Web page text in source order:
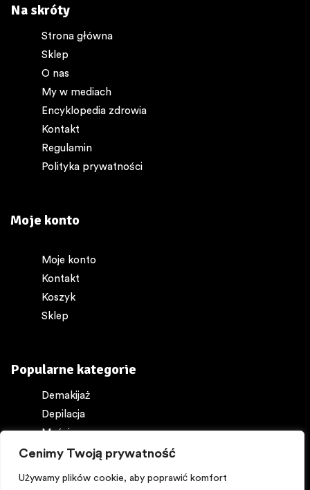
Cenimy Twoją prywatność
Używamy plików cookie, aby poprawić komfort
Na skróty
Strona główna
Sklep
O nas
My w mediach
Encyklopedia zdrowia
Kontakt
Regulamin
Polityka prywatności
Moje konto
Moje konto
Kontakt
Koszyk
Sklep
Popularne kategorie
Demakijaż
Depilacja
Maści
Ochrona ciała